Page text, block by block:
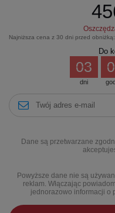
Najniższa cena z 30 dni przed obniżką:
Do
dni
03
Dane są przetwarzane
Powyższe dane nie są
reklam. Włączając
jednorazowo informacji o